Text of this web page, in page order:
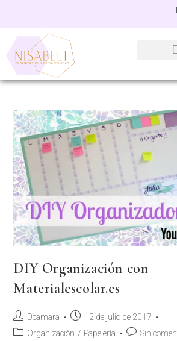
DIY Organización con
Materialescolar.es
Dcamara
12 de julio de 2017
Organización / Papelería Sin